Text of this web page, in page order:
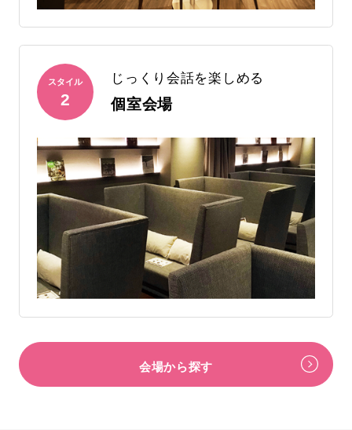
スタイル
2
じっくり会話を楽しめる
個室会場
会場から探す